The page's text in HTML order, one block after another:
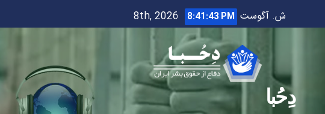
to
ش. آگوست 8th, 2026 8:41:44 PM
دِحُبا